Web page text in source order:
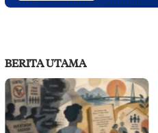
BERITA UTAMA